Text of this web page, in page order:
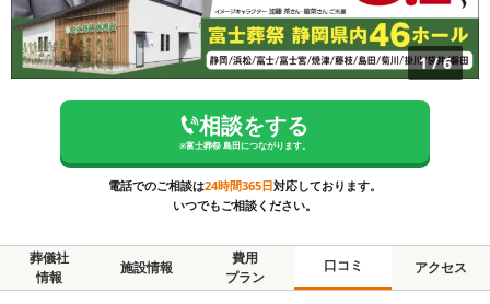
1/6
相談をする
※富士葬祭 島田につながります。
電話でのご相談は24時間365日対応しております。
いつでもご相談ください。
葬儀社
情報
施設情報
費用
プラン
口コミ アクセス